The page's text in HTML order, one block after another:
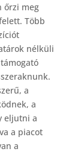
őrzi meg
Több
nélküli
a
a
eljutni a
a piacot
a